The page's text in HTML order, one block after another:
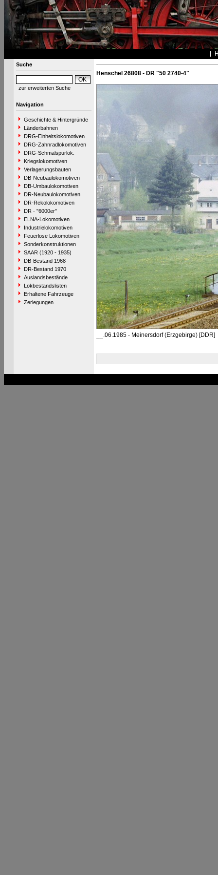
Suche
zur erweiterten Suche
Navigation
Geschichte & Hintergründe
Länderbahnen
DRG-Einheitslokomotiven
DRG-Zahnradlokomotiven
DRG-Schmalspurlok.
Kriegslokomotiven
Verlagerungsbauten
DB-Neubaulokomotiven
DB-Umbaulokomotiven
DR-Neubaulokomotiven
DR-Rekolokomotiven
DR - "6000er"
ELNA-Lokomotiven
Industrielokomotiven
Feuerlose Lokomotiven
Sonderkonstruktionen
SAAR (1920 - 1935)
DB-Bestand 1968
DR-Bestand 1970
Auslandsbestände
Lokbestandslisten
Erhaltene Fahrzeuge
Zerlegungen
Henschel 26808 - DR "50 2740-4"
__.06.1985 - Meinersdorf (Erzgebirge) [DDR]